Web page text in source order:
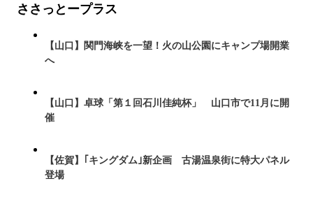
ささっとープラス
【山口】関門海峡を一望！火の山公園にキャンプ場開業
へ
【山口】卓球「第１回石川佳純杯」 山口市で11月に開
催
【佐賀】｢キングダム｣新企画 古湯温泉街に特大パネル
登場